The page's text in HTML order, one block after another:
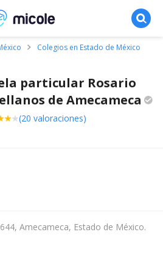
buscador de colegios
Colegios en Estado de México
particular Rosario
de Amecameca
(20 valoraciones)
Amecameca, Estado de México.